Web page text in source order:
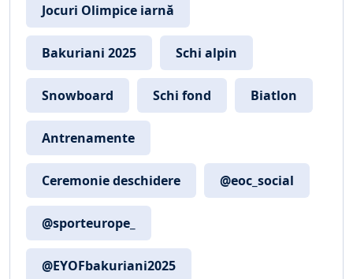
Jocuri Olimpice iarnă
Bakuriani 2025 Schi alpin
Snowboard Schi fond Biatlon
Antrenamente
Ceremonie deschidere @eoc_social
@sporteurope_
@EYOFbakuriani2025